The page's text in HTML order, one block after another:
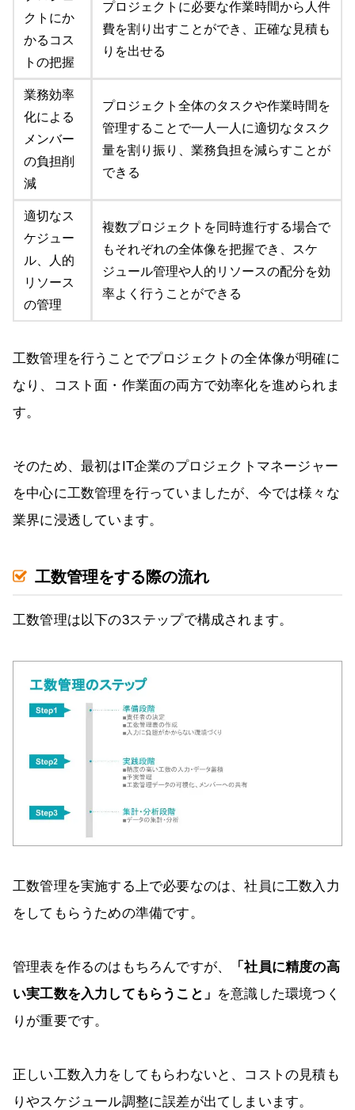
クトにか
かるコス
トの把握
プロジェクトに必要な作業時間から人件
費を割り出すことができ、正確な見積も
りを出せる
業務効率
化による
メンバー
の負担削
減
プロジェクト全体のタスクや作業時間を
管理することで一人一人に適切なタスク
量を割り振り、業務負担を減らすことが
できる
適切なス
ケジュー
ル、人的
リソース
の管理
複数プロジェクトを同時進行する場合で
もそれぞれの全体像を把握でき、スケ
ジュール管理や人的リソースの配分を効
率よく行うことができる
工数管理を行うことでプロジェクトの全体像が明確に
なり、コスト面・作業面の両方で効率化を進められま
す。
そのため、最初はIT企業のプロジェクトマネージャー
を中心に工数管理を行っていましたが、今では様々な
業界に浸透しています。
工数管理をする際の流れ
工数管理は以下の3ステップで構成されます。
工数管理を実施する上で必要なのは、社員に工数入力
をしてもらうための準備です。
管理表を作るのはもちろんですが、
「社員に精度の高
い実工数を入力してもらうこと」 を意識した環境つく
りが重要です。
正しい工数入力をしてもらわないと、コストの見積も
りやスケジュール調整に誤差が出てしまいます。